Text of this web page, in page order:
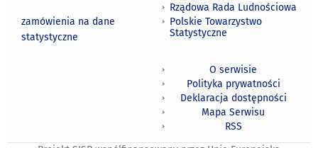
zamówienia na dane
statystyczne
Rządowa Rada Ludnościowa
Polskie Towarzystwo
Statystyczne
O serwisie
Polityka prywatności
Deklaracja dostępności
Mapa Serwisu
RSS